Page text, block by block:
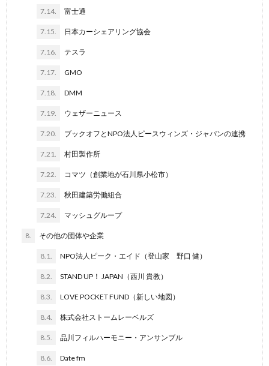
7.14. 富士通
7.15. 日本カーシェアリング協会
7.16. テスラ
7.17. GMO
7.18. DMM
7.19. ウェザーニュース
7.20. ブックオフとNPO法人ピースウィンズ・ジャパンの連携
7.21. 村田製作所
7.22. コマツ（創業地が石川県小松市）
7.23. 秋田建築労働組合
7.24. マッシュグループ
8. その他の団体や企業
8.1. NPO法人ピーク・エイド（登山家 野口 健）
8.2. STAND UP！ JAPAN（西川 貴教）
8.3. LOVE POCKET FUND（新しい地図）
8.4. 株式会社ストームレーベルズ
8.5. 品川フィルハーモニー・アンサンブル
8.6. Date fm